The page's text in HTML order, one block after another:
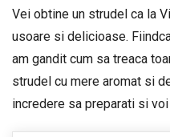
Vei obtine un strudel ca la
usoare si delicioase.
am gandit cum sa treaca
strudel cu mere aromat si
incredere sa preparati si